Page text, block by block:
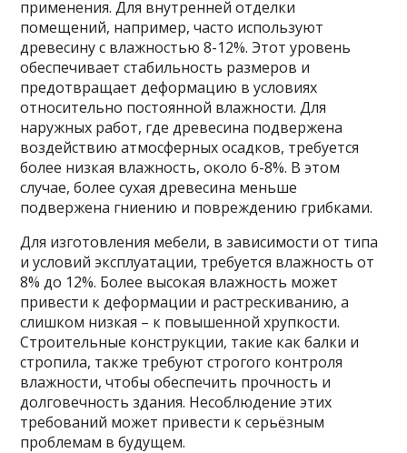
применения. Для внутренней отделки
помещений, например, часто используют
древесину с влажностью 8-12%. Этот уровень
обеспечивает стабильность размеров и
предотвращает деформацию в условиях
относительно постоянной влажности. Для
наружных работ, где древесина подвержена
воздействию атмосферных осадков, требуется
более низкая влажность, около 6-8%. В этом
случае, более сухая древесина меньше
подвержена гниению и повреждению грибками.
Для изготовления мебели, в зависимости от типа
и условий эксплуатации, требуется влажность от
8% до 12%. Более высокая влажность может
привести к деформации и растрескиванию, а
слишком низкая – к повышенной хрупкости.
Строительные конструкции, такие как балки и
стропила, также требуют строгого контроля
влажности, чтобы обеспечить прочность и
долговечность здания. Несоблюдение этих
требований может привести к серьёзным
проблемам в будущем.